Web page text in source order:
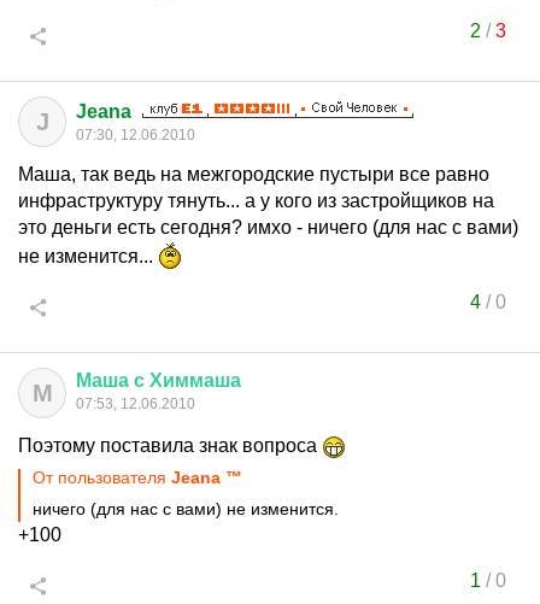
2 /3
J Jeana
07:30, 12.06.2010
Маша, так ведь на межгородские пустыри все равно
инфраструктуру тянуть... а у кого из застройщиков на
это деньги есть сегодня? имхо - ничего (для нас с вами)
не изменится...
4/0
М Маша с Химмаша
07:53, 12.06.2010
Поэтому поставила знак вопроса
От пользователя Jeana ™
ничего (для нас с вами) не изменится.
+100
1 /0